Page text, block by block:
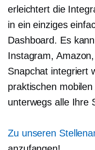
erleichtert die
in ein einziges
Dashboard. Es
Instagram,
Snapchat integriert
praktischen
unterwegs alle Ihre
Zu unseren